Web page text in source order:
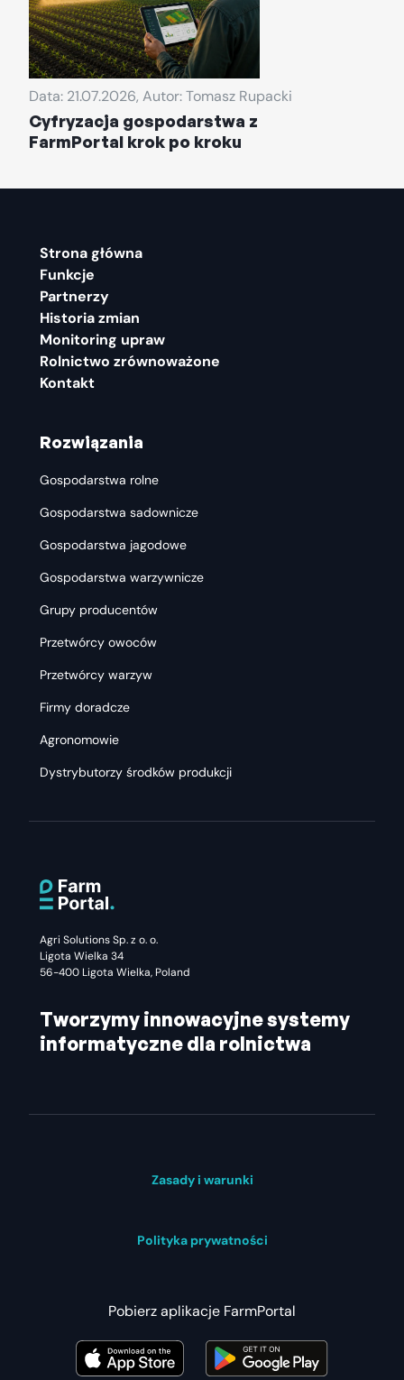
Data: 21.07.2026, Autor: Tomasz Rupacki
Cyfryzacja gospodarstwa z
FarmPortal krok po kroku
Strona główna
Funkcje
Partnerzy
Historia zmian
Monitoring upraw
Rolnictwo zrównoważone
Kontakt
Rozwiązania
Gospodarstwa rolne
Gospodarstwa sadownicze
Gospodarstwa jagodowe
Gospodarstwa warzywnicze
Grupy producentów
Przetwórcy owoców
Przetwórcy warzyw
Firmy doradcze
Agronomowie
Dystrybutorzy środków produkcji
Agri Solutions Sp. z o. o.
Ligota Wielka 34
56-400 Ligota Wielka, Poland
Tworzymy innowacyjne systemy
informatyczne dla rolnictwa
Zasady i warunki
Polityka prywatności
Pobierz aplikacje FarmPortal